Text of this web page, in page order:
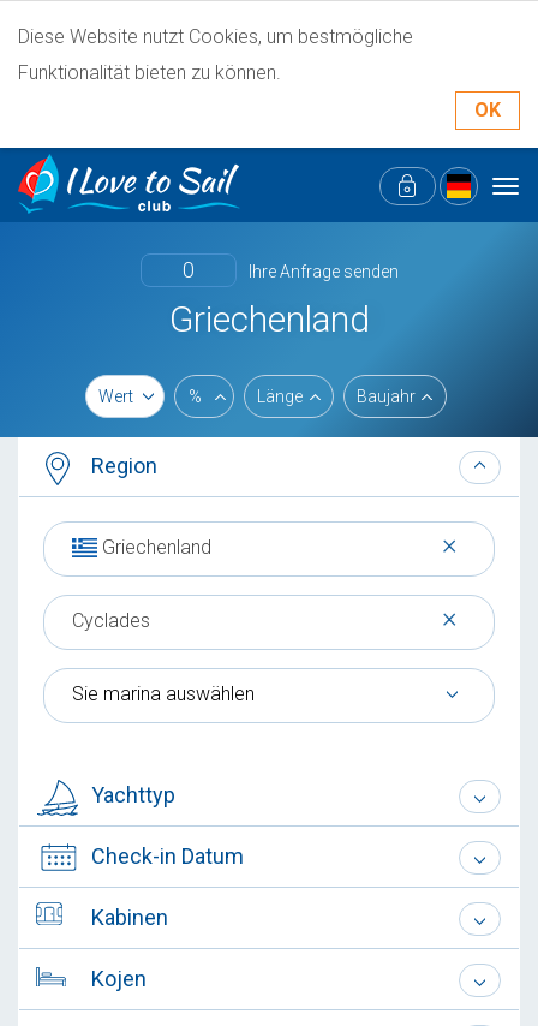
Diese Website nutzt Cookies, um bestmögliche
Funktionalität bieten zu können.
OK
0 Ihre Anfrage senden
Griechenland
Wert % Länge Baujahr
Region
×
Griechenland
×
Cyclades
Sie marina auswählen
Yachttyp
Check-in Datum
Kabinen
Kojen